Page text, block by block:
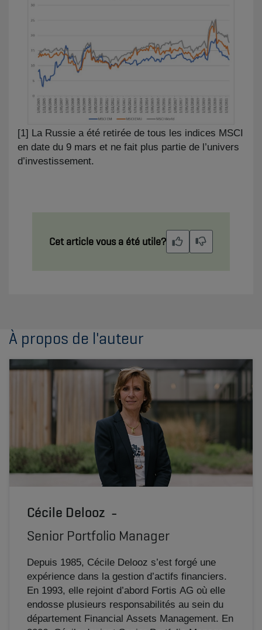
​​​[1] La Russie a été retirée de tous les indices MSCI
en date du 9 mars et ne fait plus partie de l’univers
d’investissement.
Cet article vous a été utile?
À propos de l'auteur
Cécile Delooz
Senior Portfolio Manager
Depuis 1985, Cécile Delooz s’est forgé une
expérience dans la gestion d’actifs financiers.
En 1993, elle rejoint d’abord Fortis AG où elle
endosse plusieurs responsabilités au sein du
département Financial Assets Management. En